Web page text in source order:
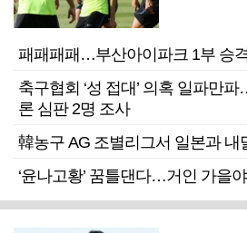
패패패패…부산아이파크 1부 승
축구협회 ‘성 접대’ 의혹 일파만
론 심판 2명 조사
韓농구 AG 조별리그서 일본과 내
‘윤나고황’ 꿈틀댄다…거인 가을